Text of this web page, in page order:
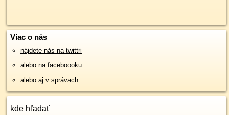
Viac o nás
nájdete nás na twittri
alebo na faceboooku
alebo aj v správach
kde hľadať